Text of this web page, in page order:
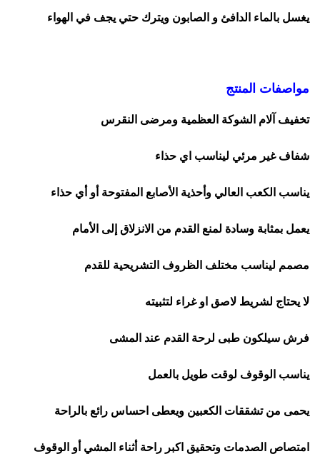
يغسل بالماء الدافئ و الصابون ويترك حتي يجف في الهواء
مواصفات المنتج
تخفيف آلام الشوكة العظمية ومرضى النقرس
شفاف غير مرئي ليناسب اي حذاء
يناسب الكعب العالي وأحذية الأصابع المفتوحة أو أي حذاء
يعمل بمثابة وسادة لمنع القدم من الانزلاق إلى الأمام
مصمم ليناسب مختلف الظروف التشريحية للقدم
لا يحتاج لشريط لاصق او غراء لتثبيته
فرش سيلكون طبى لرحة القدم عند المشى
يناسب الوقوف لوقت طويل بالعمل
يحمى من تشققات الكعبين ويعطى احساس رائع بالراحة
امتصاص الصدمات وتحقيق اكبر راحة أثناء المشي أو الوقوف